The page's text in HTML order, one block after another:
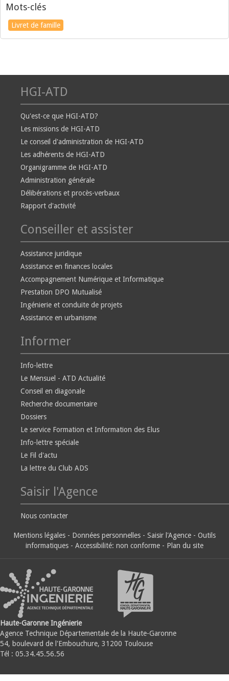
Mots-clés
Livret de famille
HGI-ATD
Qu'est-ce que HGI-ATD?
Les missions de HGI-ATD
Le conseil d'administration de HGI-ATD
Les adhérents de HGI-ATD
Organigramme de HGI-ATD
Administration générale
Délibérations et procès-verbaux
Rapport d'activité
Conseiller et assister
Assistance juridique
Assistance en finances locales
Accompagnement Numérique et Informatique
Prestation DPO Mutualisé
Ingénierie et conduite de projets
Assistance en urbanisme
Informer
Info-lettre
Le Mensuel - ATD Actualité
Conseil en diagonale
Recherche documentaire
Dossiers
Le service Formation et Information des Elus
Info-lettre spéciale
Le Fil d'actu
La lettre du Club ADS
Saisir l'Agence
Nous contacter
Mentions légales - Données personnelles - Saisir l'Agence - Outils
informatiques - Accessibilité: non conforme - Plan du site
Haute-Garonne Ingénierie
Agence Technique Départementale de la Haute-Garonne
54, boulevard de l'Embouchure, 31200 Toulouse
Tél : 05.34.45.56.56